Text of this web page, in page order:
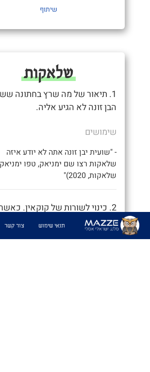
שיתוף
שלאקות
1. תיאור של מה שרץ בחתונה
הבן זונה לא הגיע אליה.
שימושים
- "שועית יבן זונה אתה לא יודע איזה
שלאקות רצו שם ימניאק, טפו
שלאקות, 2020)"
2. כינוי לשורות של קוקאין.
מרתכים השורות הבולטות שנותרות
נקראים בפי הבנאים שלאקות, ועל
תנאי שימוש צור קשר